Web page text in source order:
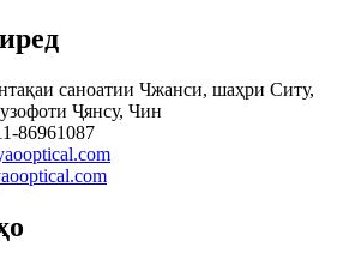
саноатии Чжанси, шаҳри Ситу,
Ҷянсу, Чин
86961087